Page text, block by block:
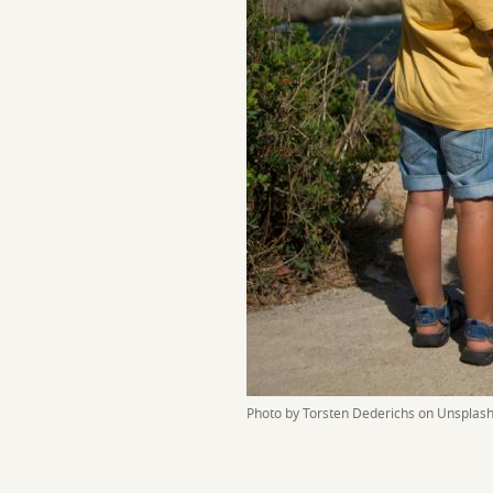
Photo by Torsten Dederichs on Unsplash